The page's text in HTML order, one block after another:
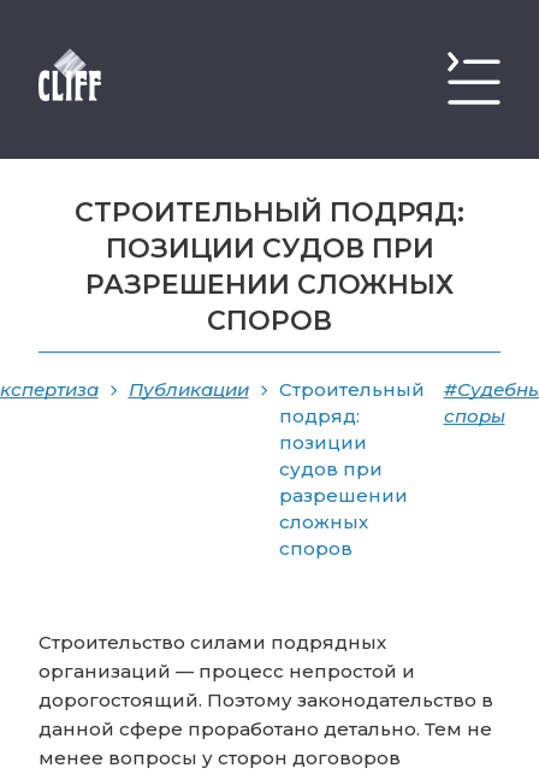
СТРОИТЕЛЬНЫЙ ПОДРЯД:
ПОЗИЦИИ СУДОВ ПРИ
РАЗРЕШЕНИИ СЛОЖНЫХ
СПОРОВ
Публикации
Строительный
подряд:
позиции
судов при
разрешении
сложных
споров
споры
Строительство силами подрядных
организаций — процесс непростой и
дорогостоящий. Поэтому законодательство в
данной сфере проработано детально. Тем не
менее вопросы у сторон договоров